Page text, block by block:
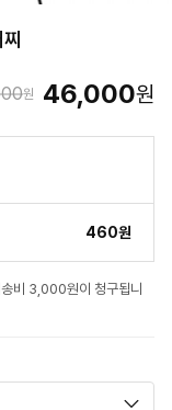
원 46,000원
460원
비 3,000원이 청구됩니